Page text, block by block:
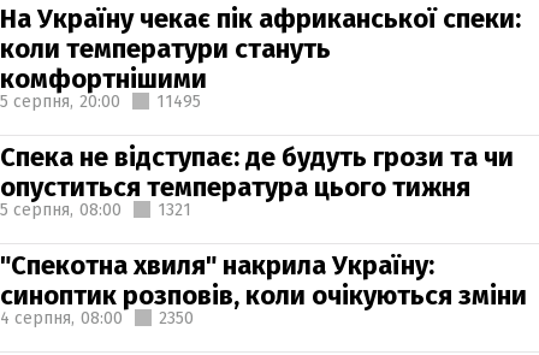
На Україну чекає пік африканської спеки:
коли температури стануть
комфортнішими
5 серпня, 20:00 11495
Спека не відступає: де будуть грози та чи
опуститься температура цього тижня
5 серпня, 08:00 1321
"Спекотна хвиля" накрила Україну:
синоптик розповів, коли очікуються зміни
4 серпня, 08:00 2350